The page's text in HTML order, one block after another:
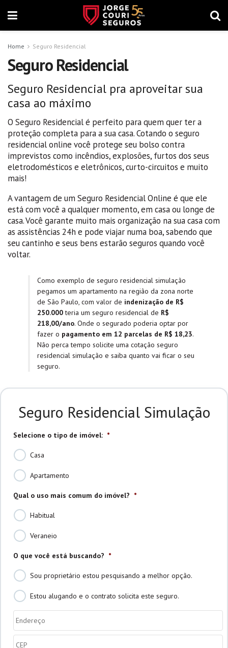
Home Seguro Residencial
Seguro Residencial
Seguro Residencial pra aproveitar sua
casa ao máximo
O Seguro Residencial é perfeito para quem quer ter a
proteção completa para a sua casa. Cotando o seguro
residencial online você protege seu bolso contra
imprevistos como incêndios, explosões, furtos dos seus
eletrodomésticos e eletrônicos, curto-circuitos e muito
mais!
A vantagem de um Seguro Residencial Online é que ele
está com você a qualquer momento, em casa ou longe de
casa. Você garante muito mais organização na sua casa com
as assistências 24h e pode viajar numa boa, sabendo que
seu cantinho e seus bens estarão seguros quando você
voltar.
Como exemplo de seguro residencial simulação
pegamos um apartamento na região da zona norte
de São Paulo, com valor de indenização de R$
250.000teria um seguro residencial de R$
218,00/ano. Onde o segurado poderia optar por
fazer o pagamento em 12 parcelas de R$ 18,23.
Não perca tempo solicite uma cotação seguro
residencial simulação e saiba quanto vai ficar o seu
seguro.
Seguro Residencial Simulação
Selecione o tipo de imóvel: *
Casa
Apartamento
Qual o uso mais comum do imóvel? *
Habitual
Veraneio
O que você está buscando? *
Sou proprietário estou pesquisando a melhor opção.
Estou alugando e o contrato solicita este seguro.